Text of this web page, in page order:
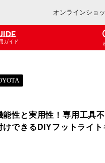
オンラインショ
ガイド
能性と実用性！専用工具
けできるDIYフットライト